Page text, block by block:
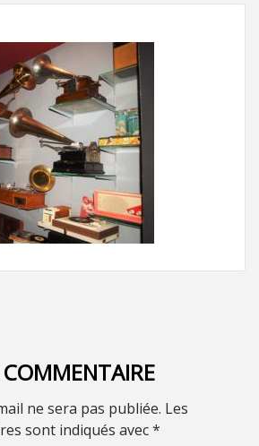
COMMENTAIRE
ne sera pas publiée. Les
sont indiqués avec*